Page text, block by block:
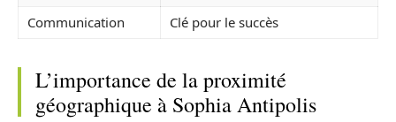
Communication
Clé pour le succès
L’importance de la proximité
géographique à Sophia Antipolis